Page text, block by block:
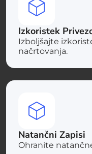
Izkoristek
Izboljšajte
načrtovanja.
Natančni Zapisi
Ohranite